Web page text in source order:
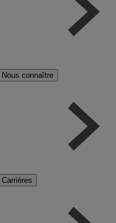
Nous connaître
Carrières